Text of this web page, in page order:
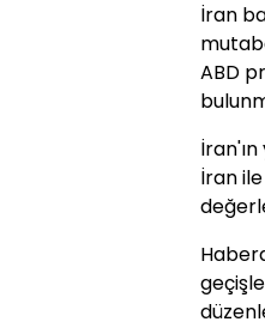
İran
ABD
İran